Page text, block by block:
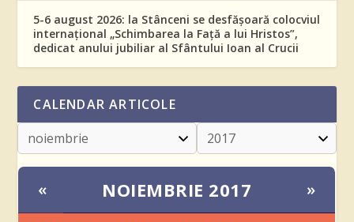
5-6 august 2026: la Stânceni se desfășoară colocviul
internațional „Schimbarea la Față a lui Hristos”,
dedicat anului jubiliar al Sfântului Ioan al Crucii
CALENDAR ARTICOLE
« NOIEMBRIE 2017 »